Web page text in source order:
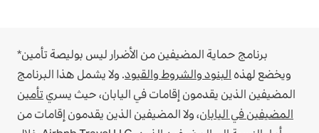
*برنامج حماية المضيفين من الأضرار ليس بوليصة تأمين
ويخضع لهذه البنود والشروط والقيود. ولا يشمل هذا البرنامج
المضيفين الذين يقدمون إقامات في اليابان، حيث يسري تأمين
المضيفين في اليابان، ولا المضيفين الذين يقدمون إقامات من